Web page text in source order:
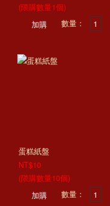
(限購數量1個)
數量：
蛋糕紙盤
NT$10
(限購數量10個)
數量：